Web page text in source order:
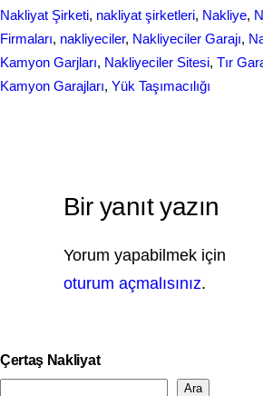
Nakliyat Şirketi, nakliyat şirketleri, Nakliye,
Firmaları, nakliyeciler, Nakliyeciler Garajı,
Kamyon Garjları, Nakliyeciler Sitesi, Tır
Kamyon Garajları, Yük Taşımacılığı
Bir yanıt yazın
Yorum yapabilmek için
oturum açmalısınız.
Çertaş Nakliyat
Ara